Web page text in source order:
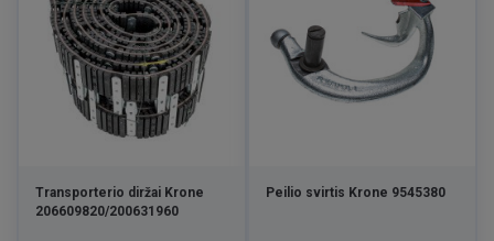
Transporterio diržai Krone
206609820/200631960
Peilio svirtis Krone 9545380